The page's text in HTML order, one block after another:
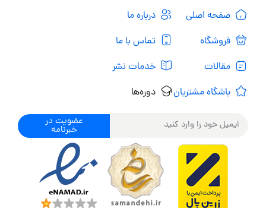
صفحه اصلی
فروشگاه
مقالات
باشگاه مشتریان
درباره ما
تماس با ما
خدمات نشر
دوره‌ها
عضویت در
خبرنامه